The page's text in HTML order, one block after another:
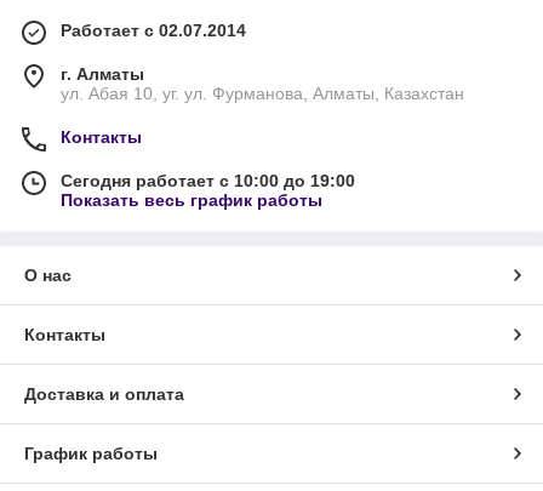
Работает с 02.07.2014
г. Алматы
ул. Абая 10, уг. ул. Фурманова, Алматы, Казахстан
Контакты
Сегодня работает с 10:00 до 19:00
Показать весь график работы
О нас
Контакты
Доставка и оплата
График работы